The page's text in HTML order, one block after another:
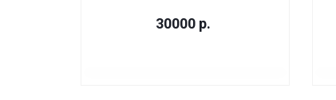
30000 р.